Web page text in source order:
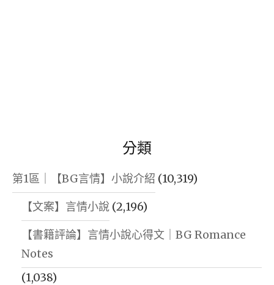
分類
第1區｜【BG言情】小說介紹 (10,319)
【文案】言情小說 (2,196)
【書籍評論】言情小說心得文｜BG Romance
Notes
(1,038)